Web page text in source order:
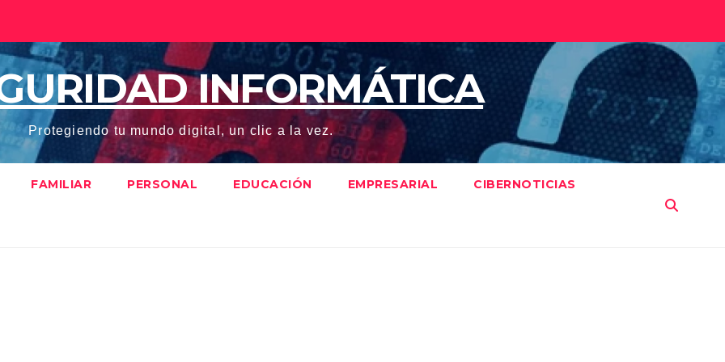
INFORMÁTICA
Protegiendo tu mundo digital, un clic a la vez.
FAMILIAR PERSONAL EDUCACIÓN EMPRESARIAL CIBERNOTICIAS